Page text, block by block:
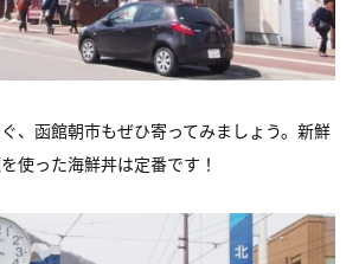
、函館朝市もぜひ寄ってみましょう。新鮮
使った海鮮丼は定番です！